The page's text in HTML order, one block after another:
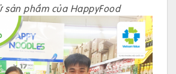
sản phầm của HappyFood